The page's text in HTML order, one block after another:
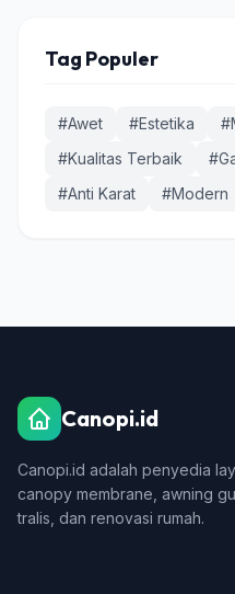
Tag Populer
#Awet #Estetika
#Kualitas Terbaik
#Anti Karat
#Modern
Canopi.id
Canopi.id adalah penyedia
canopy membrane, awning
tralis, dan renovasi rumah.